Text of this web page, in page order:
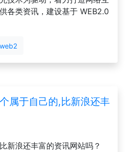
各类资讯，建设基于 WEB2.0
属于自己的,比新浪还丰
新浪还丰富的资讯网站吗？